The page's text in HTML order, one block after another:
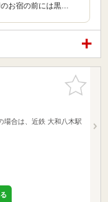
お宿の前には黒…
お気に入
りに追加
合は、近鉄 大和八木駅